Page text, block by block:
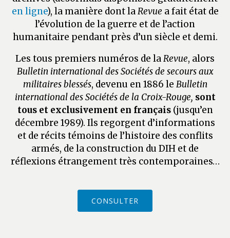
en ligne), la manière dont laRevue a fait état de
l’évolution de la guerre et de l’action
humanitaire pendant près d’un siècle et demi.
Les tous premiers numéros de laRevue, alors
Bulletin international des Sociétés de secours aux
militaires blessés, devenu en 1886 le Bulletin
international des Sociétés de la Croix-Rouge, sont
tous et exclusivement en français(jusqu’en
décembre 1989). Ils regorgent d’informations
et de récits témoins de l’histoire des conflits
armés, de la construction du DIH et de
réflexions étrangement très contemporaines…
CONSULTER